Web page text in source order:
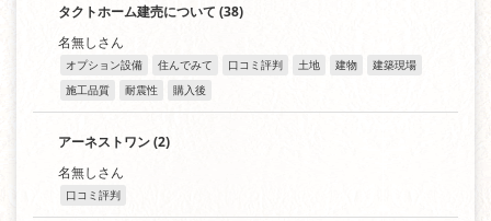
タクトホーム建売について (38)
名無しさん
オプション設備 住んでみて 口コミ評判 土地 建物
建築現場
施工品質
耐震性 購入後
アーネストワン(2)
名無しさん
口コミ評判